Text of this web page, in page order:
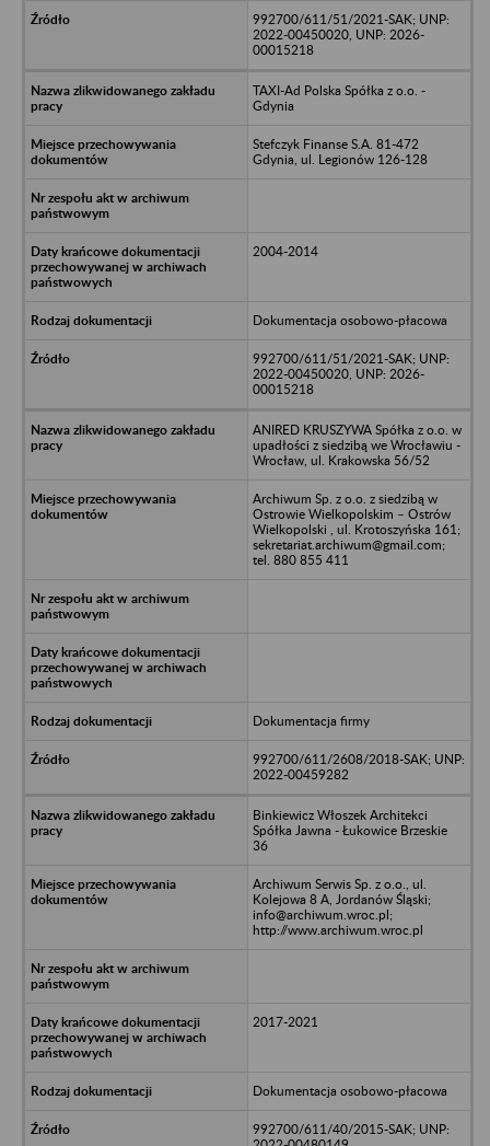
992700/611/51/2021-SAK; UNP:
2022-00450020, UNP: 2026-
00015218
TAXI-Ad Polska Spółka z o.o. -
Gdynia
Stefczyk Finanse S.A. 81-472
Gdynia, ul. Legionów 126-128
2004-2014
Dokumentacja osobowo-płacowa
992700/611/51/2021-SAK; UNP:
2022-00450020, UNP: 2026-
00015218
ANIRED KRUSZYWA Spółka z o.o. w
upadłości z siedzibą we Wrocławiu -
Wrocław, ul. Krakowska 56/52
Archiwum Sp. z o.o. z siedzibą w
Ostrowie Wielkopolskim – Ostrów
Wielkopolski , ul. Krotoszyńska 161;
sekretariat.archiwum@gmail.com;
tel. 880 855 411
Dokumentacja firmy
992700/611/2608/2018-SAK; UNP:
2022-00459282
Binkiewicz Włoszek Architekci
Spółka Jawna - Łukowice Brzeskie
36
Archiwum Serwis Sp. z o.o., ul.
Kolejowa 8 A, Jordanów Śląski;
info@archiwum.wroc.pl;
http://www.archiwum.wroc.pl
2017-2021
Dokumentacja osobowo-płacowa
992700/611/40/2015-SAK; UNP: